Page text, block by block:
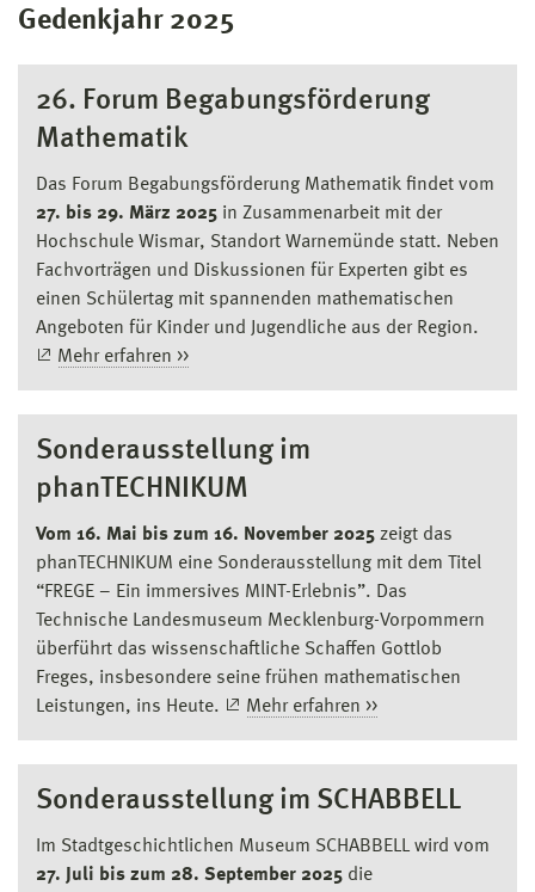
Gedenkjahr 2025
26. Forum Begabungsförderung
Mathematik
Das Forum Begabungsförderung Mathematik findet vom
27. bis 29. März 2025 in Zusammenarbeit mit der
Hochschule Wismar, Standort Warnemünde statt. Neben
Fachvorträgen und Diskussionen für Experten gibt es
einen Schülertag mit spannenden mathematischen
Angeboten für Kinder und Jugendliche aus der Region.
Mehr erfahren >>
Sonderausstellung im
phanTECHNIKUM
Vom 16. Mai bis zum 16. November 2025 zeigt das
phanTECHNIKUM eine Sonderausstellung mit dem Titel
“FREGE – Ein immersives MINT-Erlebnis”. Das
Technische Landesmuseum Mecklenburg-Vorpommern
überführt das wissenschaftliche Schaffen Gottlob
Freges, insbesondere seine frühen mathematischen
Leistungen, ins Heute.
Mehr erfahren >>
Sonderausstellung im SCHABBELL
Im Stadtgeschichtlichen Museum SCHABBELL wird vom
27. Juli bis zum 28. September 2025 die